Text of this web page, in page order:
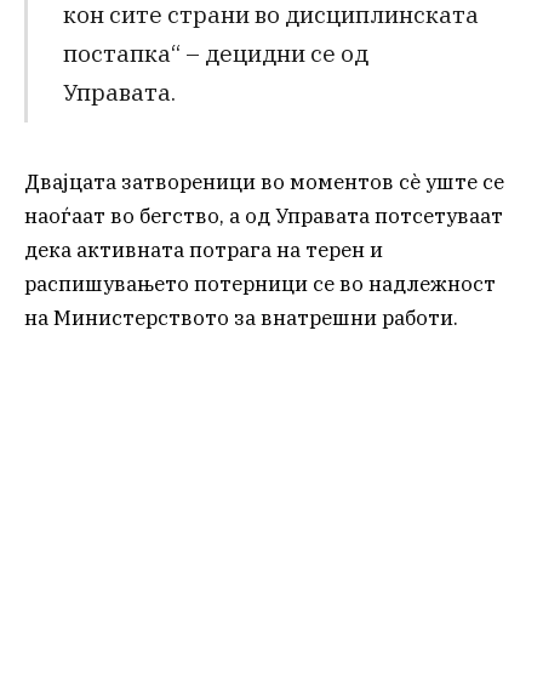
кон сите страни во дисциплинската
постапка“ – децидни се од
Управата.
Двајцата затвореници во моментов сè уште се
наоѓаат во бегство, а од Управата потсетуваат
дека активната потрага на терен и
распишувањето потерници се во надлежност
на Министерството за внатрешни работи.